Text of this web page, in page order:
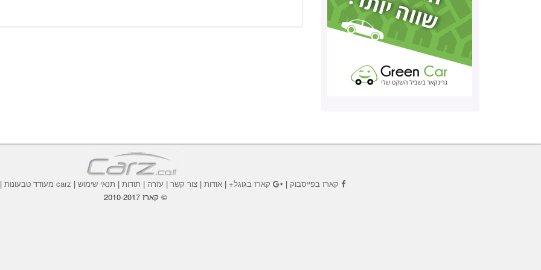
קארז בפייסבוק | קארז בגוגל+ | אודות | צור קשר | עזרה | תודות | תנאי שימוש | carz מעודד טבעונות |
© קארז 2010-2017